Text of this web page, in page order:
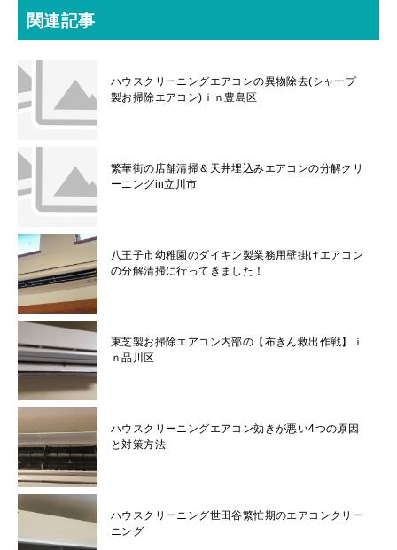
関連記事
ハウスクリーニングエアコンの異物除去(シャープ
製お掃除エアコン)ｉｎ豊島区
繁華街の店舗清掃＆天井埋込みエアコンの分解クリ
ーニングin立川市
八王子市幼稚園のダイキン製業務用壁掛けエアコン
の分解清掃に行ってきました！
東芝製お掃除エアコン内部の【布きん救出作戦】ｉ
ｎ品川区
ハウスクリーニングエアコン効きが悪い4つの原因
と対策方法
ハウスクリーニング世田谷繁忙期のエアコンクリー
ニング